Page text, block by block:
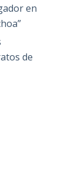
en
de